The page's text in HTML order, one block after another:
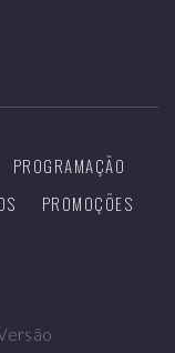
PROGRAMAÇÃO
PROMOÇÕES